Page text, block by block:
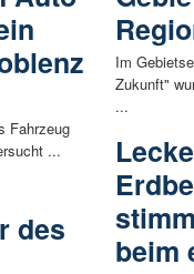
Fahrzeug
...
des
Im
Zukunft"
...
beim